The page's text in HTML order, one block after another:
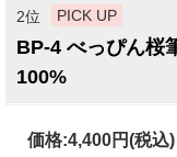
2位 PICK UP
BP-4 べっぴん桜
100%
価格:4,400円(税込)